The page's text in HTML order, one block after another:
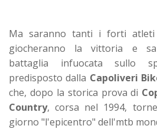
Ma saranno tanti i forti
giocheranno la vittoria e
battaglia infuocata sullo
predisposto dalla Capoliveri
che, dopo la storica prova di
Country, corsa nel 1994,
giorno "l'epicentro" dell'mtb